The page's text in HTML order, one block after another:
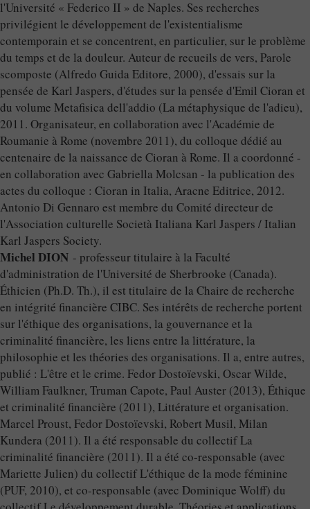
l'Université « Federico II » de Naples. Ses recherches
privilégient le développement de l'existentialisme
contemporain et se concentrent, en particulier, sur le problème
du temps et de la douleur. Auteur de recueils de vers, Parole
scomposte (Alfredo Guida Editore, 2000), d'essais sur la
pensée de Karl Jaspers, d'études sur la pensée d'Emil Cioran et
du volume Metafisica dell'addio (La métaphysique de l'adieu),
2011. Organisateur, en collaboration avec l'Académie de
Roumanie à Rome (novembre 2011), du colloque dédié au
centenaire de la naissance de Cioran à Rome. Il a coordonné -
en collaboration avec Gabriella Molcsan - la publication des
actes du colloque : Cioran in Italia, Aracne Editrice, 2012.
Antonio Di Gennaro est membre du Comité directeur de
l'Association culturelle Società Italiana Karl Jaspers / Italian
Karl Jaspers Society.
Michel DION - professeur titulaire à la Faculté
d'administration de l'Université de Sherbrooke (Canada).
Éthicien (Ph.D. Th.), il est titulaire de la Chaire de recherche
en intégrité financière CIBC. Ses intérêts de recherche portent
sur l'éthique des organisations, la gouvernance et la
criminalité financière, les liens entre la littérature, la
philosophie et les théories des organisations. Il a, entre autres,
publié : L'être et le crime. Fedor Dostoïevski, Oscar Wilde,
William Faulkner, Truman Capote, Paul Auster (2013), Éthique
et criminalité financière (2011), Littérature et organisation.
Marcel Proust, Fedor Dostoïevski, Robert Musil, Milan
Kundera (2011). Il a été responsable du collectif La
criminalité financière (2011). Il a été co-responsable (avec
Mariette Julien) du collectif L'éthique de la mode féminine
(PUF, 2010), et co-responsable (avec Dominique Wolff) du